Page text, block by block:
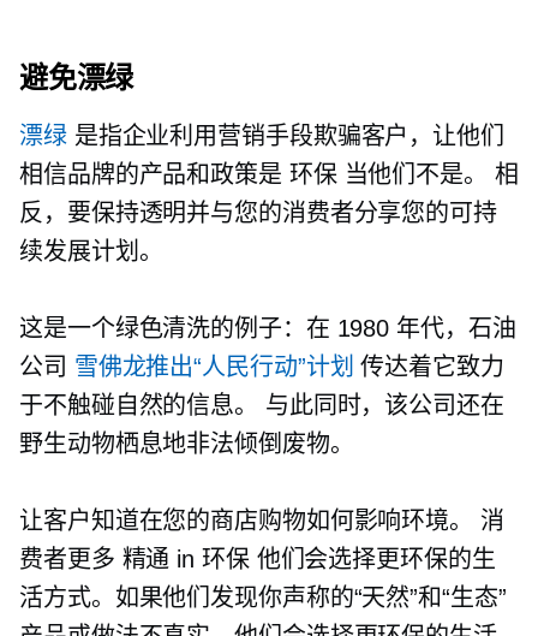
避免漂绿
漂绿是指企业利用营销手段欺骗客户，让他们
相信品牌的产品和政策是 环保当他们不是。 相
反，要保持透明并与您的消费者分享您的可持
续发展计划。
这是一个绿色清洗的例子：在 1980 年代，石油
公司 雪佛龙推出“人民行动”计划 传达着它致力
于不触碰自然的信息。 与此同时，该公司还在
野生动物栖息地非法倾倒废物。
让客户知道在您的商店购物如何影响环境。 消
费者更多 精通 in 环保他们会选择更环保的生
活方式。如果他们发现你声称的“天然”和“生态”